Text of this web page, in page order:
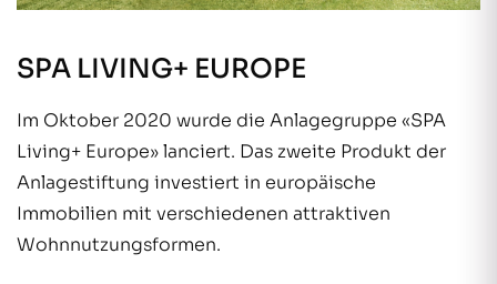
SPA LIVING+ EUROPE
Im Oktober 2020 wurde die Anlagegruppe «SPA
Living+ Europe» lanciert. Das zweite Produkt der
Anlagestiftung investiert in europäische
Immobilien mit verschiedenen attraktiven
Wohnnutzungsformen.